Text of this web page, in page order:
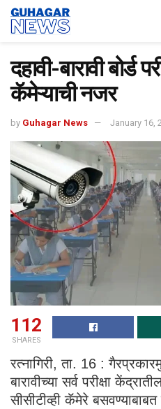
दहावी-बारावी बोर्ड
कॅमेऱ्याची नजर
by Guhagar News January 16,
112
SHARES
रत्नागिरी, ता. 16 :
बारावीच्या सर्व परीक्षा
सीसीटीव्ही कॅमेरे